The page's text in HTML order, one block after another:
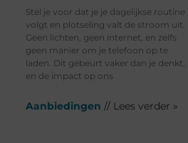
Stel je voor dat je je dagelijkse routine
volgt en plotseling valt de stroom uit.
Geen lichten, geen internet, en zelfs
geen manier om je telefoon op te
laden. Dit gebeurt vaker dan je denkt,
en de impact op ons
Aanbiedingen // Lees verder »